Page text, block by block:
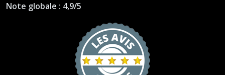
Note globale : 4,9/5